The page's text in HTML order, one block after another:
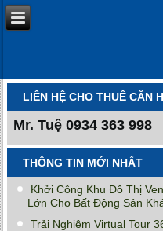
LIÊN HỆ CHO THUÊ CĂN
Mr. Tuệ 0934 363 998
THÔNG TIN MỚI NHẤT
Khởi Công Khu Đô Thị
Lớn Cho Bất Động Sản
Trải Nghiệm Virtual Tour